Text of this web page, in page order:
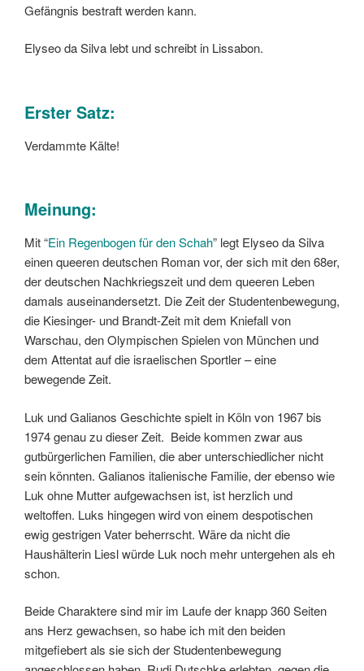
Gefängnis bestraft werden kann.
Elyseo da Silva lebt und schreibt in Lissabon.
Erster Satz:
Verdammte Kälte!
Meinung:
Mit “Ein Regenbogen für den Schah” legt Elyseo da Silva
einen queeren deutschen Roman vor, der sich mit den 68er,
der deutschen Nachkriegszeit und dem queeren Leben
damals auseinandersetzt. Die Zeit der Studentenbewegung,
die Kiesinger- und Brandt-Zeit mit dem Kniefall von
Warschau, den Olympischen Spielen von München und
dem Attentat auf die israelischen Sportler – eine
bewegende Zeit.
Luk und Galianos Geschichte spielt in Köln von 1967 bis
1974 genau zu dieser Zeit. Beide kommen zwar aus
gutbürgerlichen Familien, die aber unterschiedlicher nicht
sein könnten. Galianos italienische Familie, der ebenso wie
Luk ohne Mutter aufgewachsen ist, ist herzlich und
weltoffen. Luks hingegen wird von einem despotischen
ewig gestrigen Vater beherrscht. Wäre da nicht die
Haushälterin Liesl würde Luk noch mehr untergehen als eh
schon.
Beide Charaktere sind mir im Laufe der knapp 360 Seiten
ans Herz gewachsen, so habe ich mit den beiden
mitgefiebert als sie sich der Studentenbewegung